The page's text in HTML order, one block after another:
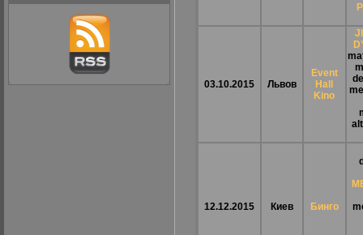
03.10.2015 Львов
Event
Hall
Kino
12.12.2015 Киев Бинго